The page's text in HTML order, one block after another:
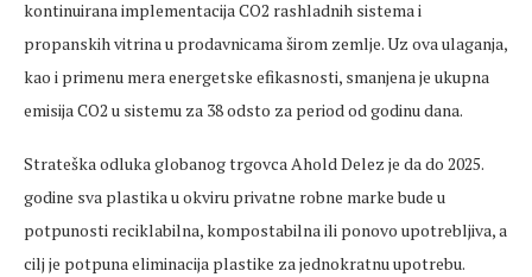
kontinuirana implementacija CO2 rashladnih sistema i
propanskih vitrina u prodavnicama širom zemlje. Uz ova ulaganja,
kao i primenu mera energetske efikasnosti, smanjena je ukupna
emisija CO2 u sistemu za 38 odsto za period od godinu dana.
Strateška odluka globanog trgovca Ahold Delez je da do 2025.
godine sva plastika u okviru privatne robne marke bude u
potpunosti reciklabilna, kompostabilna ili ponovo upotrebljiva, a
cilj je potpuna eliminacija plastike za jednokratnu upotrebu.